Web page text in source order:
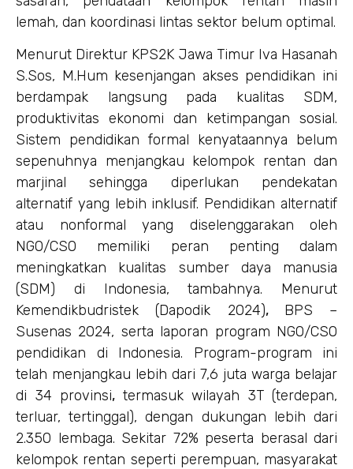
lemah, dan koordinasi lintas sektor belum optimal.
Menurut Direktur KPS2K Jawa Timur Iva Hasanah
S.Sos, M.Hum kesenjangan akses pendidikan ini
berdampak langsung pada kualitas SDM,
produktivitas ekonomi dan ketimpangan sosial.
Sistem pendidikan formal kenyataannya belum
sepenuhnya menjangkau kelompok rentan dan
marjinal sehingga diperlukan pendekatan
alternatif yang lebih inklusif. Pendidikan alternatif
atau nonformal yang diselenggarakan oleh
NGO/CSO memiliki peran penting dalam
meningkatkan kualitas sumber daya manusia
(SDM) di Indonesia, tambahnya. Menurut
Kemendikbudristek (Dapodik 2024), BPS –
Susenas 2024, serta laporan program NGO/CSO
pendidikan di Indonesia. Program-program ini
telah menjangkau lebih dari 7,6 juta warga belajar
di 34 provinsi, termasuk wilayah 3T (terdepan,
terluar, tertinggal), dengan dukungan lebih dari
2.350 lembaga. Sekitar 72% peserta berasal dari
kelompok rentan seperti perempuan, masyarakat